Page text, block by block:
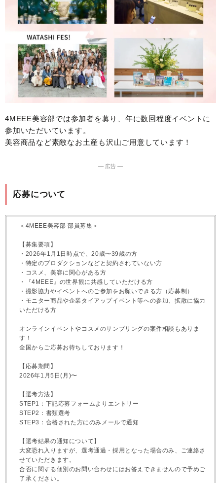
4MEEE美容部では参加者を募り、年に数回程度イベントに
参加いただいています。
美容商品など素敵なお土産も沢山ご用意しています！
― 広告 ―
応募について
＜4MEEE美容部 部員募集＞
【募集要項】
・2026年1月1日時点で、20歳〜39歳の方
・特定のプロダクションなどと契約されていない方
・コスメ、美容に関心がある方
・『4MEEE』の世界観に共感していただける方
・撮影協力やイベントへのご参加をお願いできる方（応募制）
・モニター商品や企業タイアップイベント等への参加、拡散に協力
いただける方
オンラインイベントやコスメのサンプリングの案件相談もありま
す！
全国からご応募お待ちしております！
【応募期間】
2026年1月5日(月)〜
【選考方法】
STEP1：下記応募フォームよりエントリー
STEP2：書類選考
STEP3：合格された方にのみメールで通知
【選考結果の通知について】
大変恐れ入りますが、選考通過・採用となった場合のみ、ご連絡さ
せていただきます。
合否に関する個別のお問い合わせにはお答えできませんので予めご
了承ください。